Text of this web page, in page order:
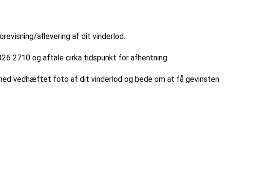
aflevering af dit vinderlod.
2710 og aftale cirka tidspunkt for afhentning.
vedhæftet foto af dit vinderlod og bede om at få gevinsten